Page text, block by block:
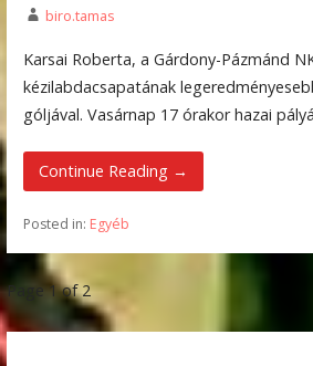
biro.tamas
Karsai Roberta, a Gárdony-Pázmánd
kézilabdacsapatának
góljával. Vasárnap 17 órakor hazai
Continue Reading →
Posted in: Egyéb
Bejegyzés
navigation
Page 1 of 2